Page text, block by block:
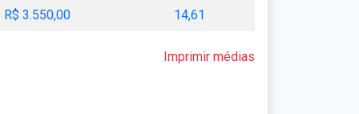
R$ 3.550,00 14,61
Imprimir médias